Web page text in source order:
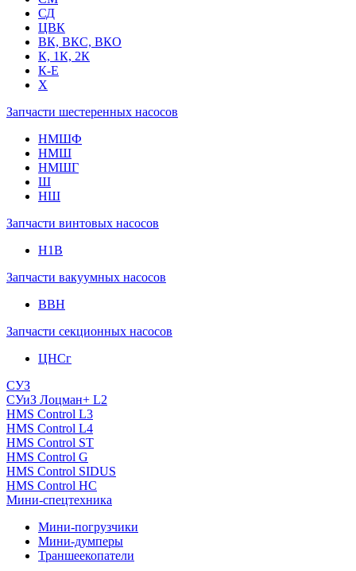
СД
ЦВК
ВК, ВКС, ВКО
К, 1К, 2К
К-Е
Х
Запчасти шестеренных насосов
НМШФ
НМШ
НМШГ
Ш
НШ
Запчасти винтовых насосов
Н1В
Запчасти вакуумных насосов
ВВН
Запчасти секционных насосов
ЦНСг
СУЗ
СУиЗ Лоцман+ L2
HMS Control L3
HMS Control L4
HMS Control ST
HMS Control G
HMS Control SIDUS
HMS Control HC
Мини-спецтехника
Мини-погрузчики
Мини-думперы
Траншеекопатели